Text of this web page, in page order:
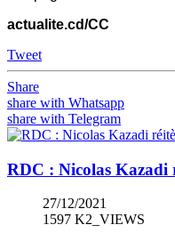
actualite.cd/CC
Tweet
Share
share with Whatsapp
share with Telegram
RDC : Nicolas Kazadi
27/12/2021
1597 K2_VIEWS